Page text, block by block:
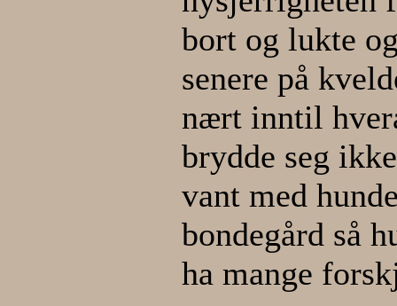
bort og lukte
senere på
nært inntil
brydde seg
vant med
bondegård så
ha mange